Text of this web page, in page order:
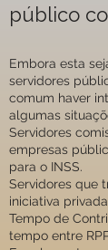
público
Embora esta
servidores
comum haver
algumas
Servidores
empresas
para o INSS.
Servidores que
iniciativa
Tempo de
tempo entre